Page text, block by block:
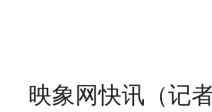
映象网快讯（记